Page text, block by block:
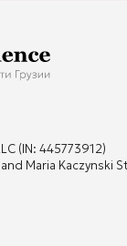
(IN: 445773912)
and Maria Kaczynski